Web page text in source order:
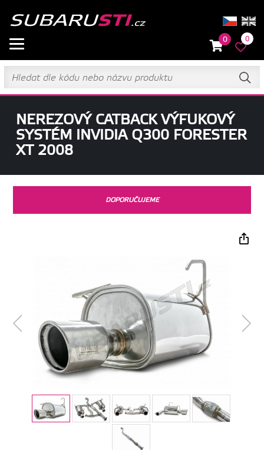
0 0
NEREZOVÝ CATBACK VÝFUKOVÝ
SYSTÉM INVIDIA Q300 FORESTER
XT 2008
DOPORUČUJEME